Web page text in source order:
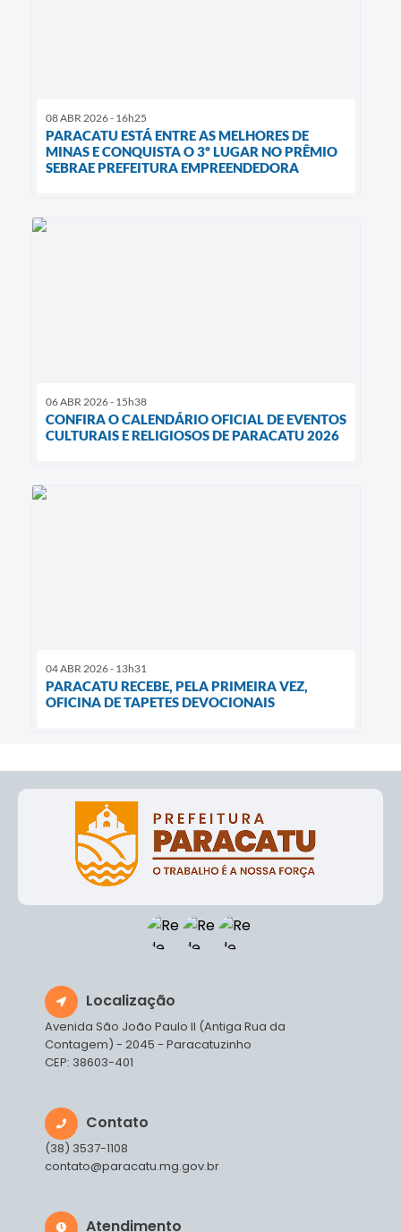
08 ABR 2026 - 16h25
PARACATU ESTÁ ENTRE AS MELHORES DE
MINAS E CONQUISTA O 3º LUGAR NO PRÊMIO
SEBRAE PREFEITURA EMPREENDEDORA
06 ABR 2026 - 15h38
CONFIRA O CALENDÁRIO OFICIAL DE EVENTOS
CULTURAIS E RELIGIOSOS DE PARACATU 2026
04 ABR 2026 - 13h31
PARACATU RECEBE, PELA PRIMEIRA VEZ,
OFICINA DE TAPETES DEVOCIONAIS
Localização
Avenida São João Paulo II (Antiga Rua da
Contagem) - 2045 - Paracatuzinho
CEP: 38603-401
Contato
(38) 3537-1108
contato@paracatu.mg.gov.br
Atendimento